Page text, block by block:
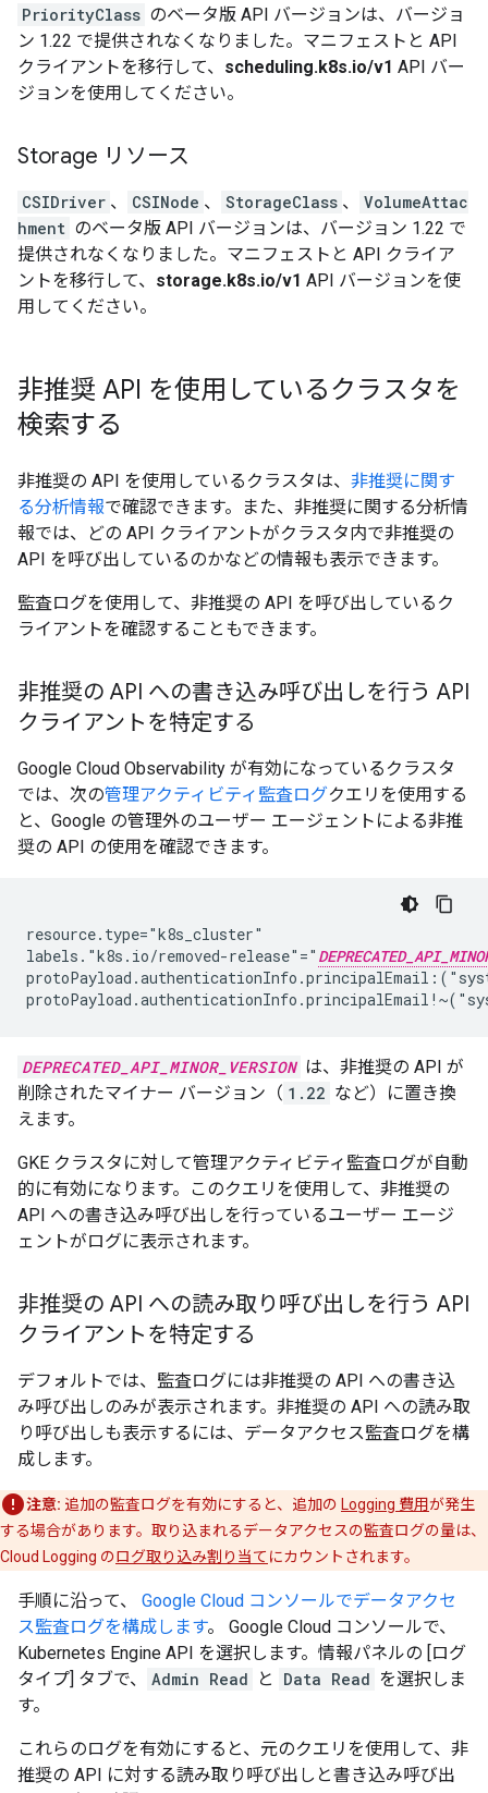
PriorityClass のベータ版 API バージョンは、バージョ
ン 1.22 で提供されなくなりました。マニフェストと API
クライアントを移行して、 scheduling.k8s.io/v1 API バー
ジョンを使用してください。
Storage リソース
CSIDriver 、 CSINode 、 StorageClass 、
VolumeAttac
hment のベータ版 API バージョンは、バージョン 1.22 で
提供されなくなりました。マニフェストと API クライア
ントを移行して、 storage.k8s.io/v1 API バージョンを使
用してください。
非推奨 API を使用しているクラスタを
検索する
非推奨の API を使用しているクラスタは、 非推奨に関す
る分析情報で確認できます。また、非推奨に関する分析情
報では、どの API クライアントがクラスタ内で非推奨の
API を呼び出しているのかなどの情報も表示できます。
監査ログを使用して、非推奨の API を呼び出しているク
ライアントを確認することもできます。
非推奨の API への書き込み呼び出しを行う API
クライアントを特定する
Google Cloud Observability が有効になっているクラスタ
では、次の管理アクティビティ監査ログクエリを使用する
と、Google の管理外のユーザー エージェントによる非推
奨の API の使用を確認できます。
resource.type="k8s_cluster"
labels."k8s.io/removed-release"="
DEPRECATED_API_MINOR_VERSION は、非推奨の API が
削除されたマイナー バージョン（ 1.22 など）に置き換
えます。
GKE クラスタに対して管理アクティビティ監査ログが自動
的に有効になります。このクエリを使用して、非推奨の
API への書き込み呼び出しを行っているユーザー エージ
ェントがログに表示されます。
非推奨の API への読み取り呼び出しを行う API
クライアントを特定する
デフォルトでは、監査ログには非推奨の API への書き込
み呼び出しのみが表示されます。非推奨の API への読み取
り呼び出しも表示するには、データアクセス監査ログを構
成します。
注意: 追加の監査ログを有効にすると、追加の Logging 費用が発生
する場合があります。取り込まれるデータアクセスの監査ログの量は、
Cloud Logging のログ取り込み割り当て にカウントされます。
手順に沿って、
Google Cloud コンソールでデータアクセ
ス監査ログを構成します。 Google Cloud コンソールで、
Kubernetes Engine API を選択します。情報パネルの [ログ
タイプ] タブで、
Admin Read と Data Read を選択しま
す。
これらのログを有効にすると、元のクエリを使用して、非
推奨の API に対する読み取り呼び出しと書き込み呼び出